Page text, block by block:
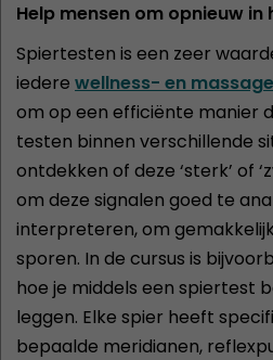
Help mensen om opnieuw
Spiertesten is een zeer
iedere wellness- en
om op een efficiënte manier
testen binnen verschillende
ontdekken of deze ‘sterk’ of
om deze signalen goed te
interpreteren, om
sporen. In de cursus is
hoe je middels een spiertest
leggen. Elke spier heeft
bepaalde meridianen,